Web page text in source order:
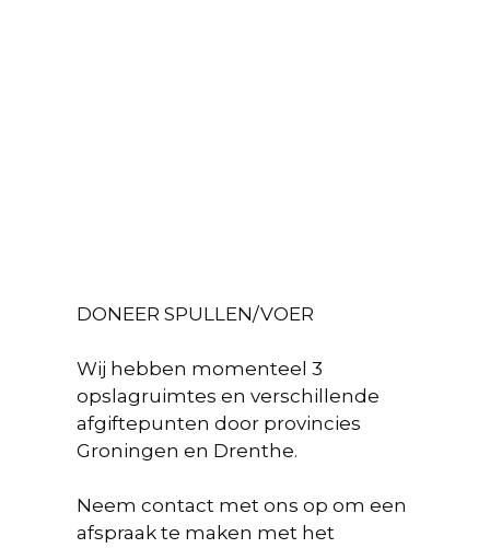
DONEER SPULLEN/VOER
Wij hebben momenteel 3
opslagruimtes en verschillende
afgiftepunten door provincies
Groningen en Drenthe.
Neem contact met ons op om een
afspraak te maken met het